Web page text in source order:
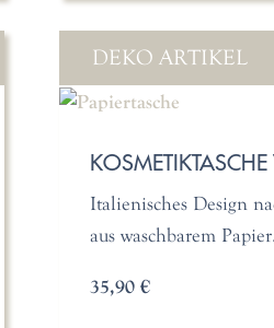
DEKO ARTIKEL
Italienisches Design
aus waschbarem Papier.
35,90 €